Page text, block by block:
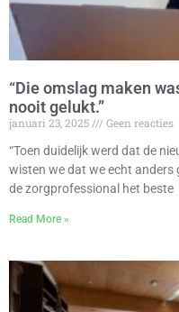
“Die omslag maken
nooit gelukt.”
januari 23, 2025
Geen reacties
“Toen duidelijk werd dat de
wisten we dat we echt
de zorgprofessional het beste
Read More »